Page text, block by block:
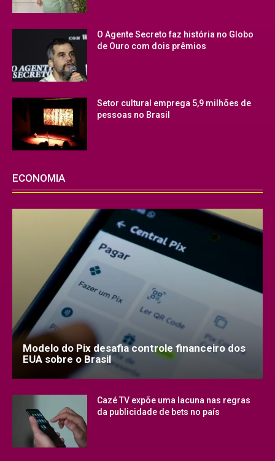
O Agente Secreto faz história no Globo
de Ouro com dois prêmios
Setor cultural emprega 5,9 milhões de
pessoas no Brasil
ECONOMIA
Modelo do Pix desafia controle financeiro dos
EUA sobre o Brasil
Cazé TV expõe uma lacuna nas regras
da publicidade de bets no país